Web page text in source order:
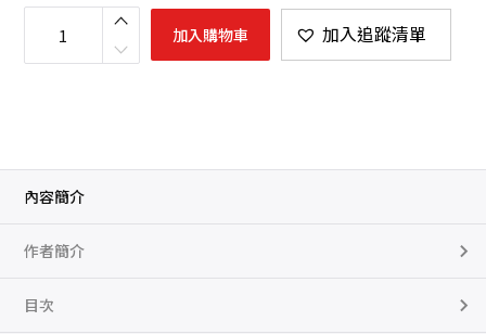
搜
事
的
信
人
量
加入購物車 加入追蹤清單
內容簡介
作者簡介
目次